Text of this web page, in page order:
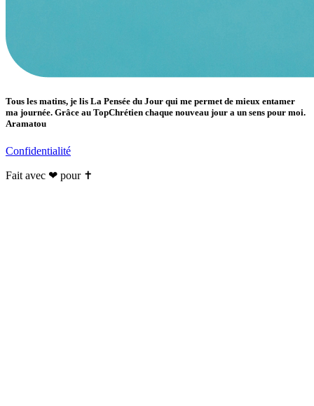
Tous les matins, je lis La Pensée du Jour qui me permet de mieux entamer
ma journée. Grâce au TopChrétien chaque nouveau jour a un sens pour moi.
Aramatou
Confidentialité
Fait avec ❤ pour ✝️️